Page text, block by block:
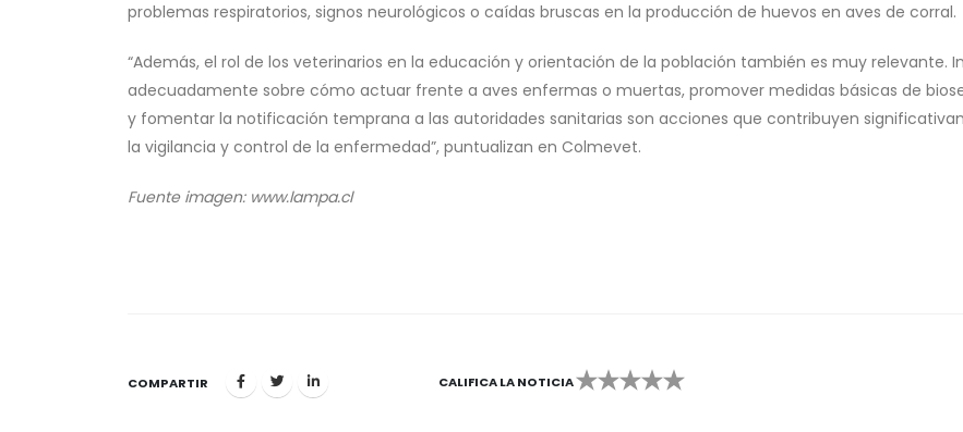
problemas respiratorios, signos neurológicos o caídas bruscas en la producción de huevos en aves de corral.
“Además, el rol de los veterinarios en la educación y orientación de la población también es muy relevante.
adecuadamente sobre cómo actuar frente a aves enfermas o muertas, promover medidas básicas de
y fomentar la notificación temprana a las autoridades sanitarias son acciones que contribuyen
la vigilancia y control de la enfermedad”, puntualizan en Colmevet.
Fuente imagen: www.lampa.cl
COMPARTIR CALIFICA LA NOTICIA
1 2 3 4 5